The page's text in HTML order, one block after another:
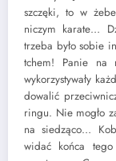
szczęki, to w
niczym karate…
trzeba było sobie
tchem! Panie
wykorzystywały
dowalić
ringu. Nie mogło
na siedząco…
widać końca